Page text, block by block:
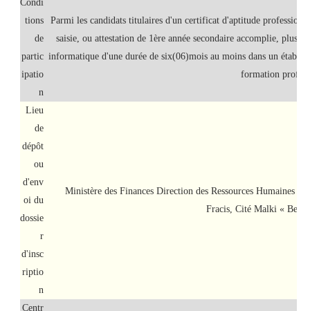
Condi
tions
de
partic
ipatio
n
Parmi les candidats titulaires d'un certificat d'aptitude
saisie, ou attestation de 1ère année secondaire accomplie, plus
informatique d'une durée de six(06)mois au moins dans un
formation
Lieu
de
dépôt
ou
d'env
oi du
dossie
r
d'insc
riptio
n
Ministère des Finances Direction des Ressources Humaines
Fracis, Cité Malki « Ben
Centr